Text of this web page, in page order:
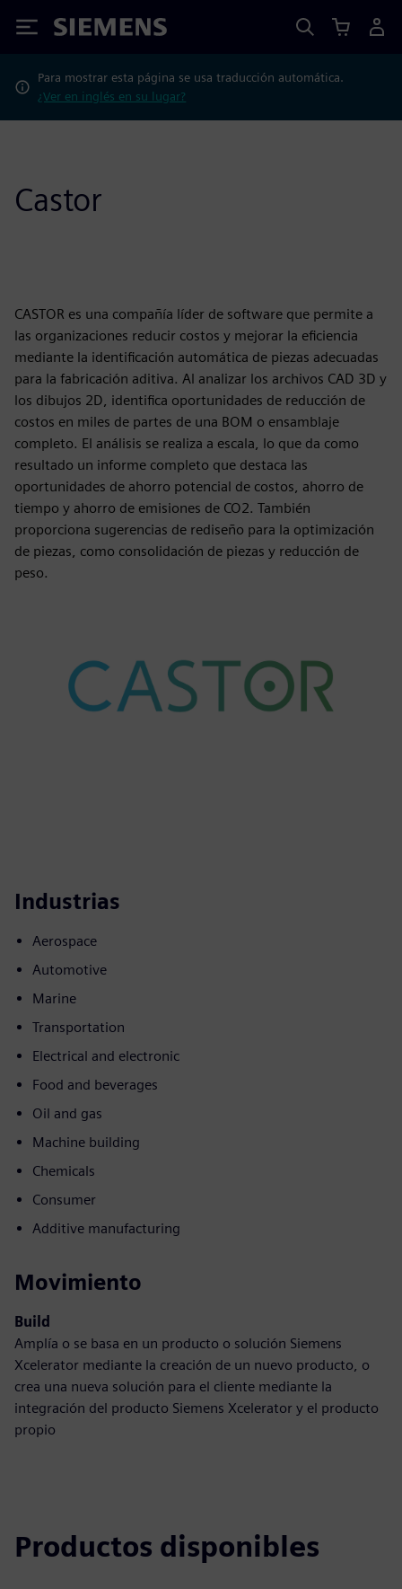
Siemens
Para mostrar esta página se usa traducción automática.
¿Ver en inglés en su lugar?
Castor
CASTOR es una compañía líder de software que permite a
las organizaciones reducir costos y mejorar la eficiencia
mediante la identificación automática de piezas adecuadas
para la fabricación aditiva. Al analizar los archivos CAD 3D y
los dibujos 2D, identifica oportunidades de reducción de
costos en miles de partes de una BOM o ensamblaje
completo. El análisis se realiza a escala, lo que da como
resultado un informe completo que destaca las
oportunidades de ahorro potencial de costos, ahorro de
tiempo y ahorro de emisiones de CO2. También
proporciona sugerencias de rediseño para la optimización
de piezas, como consolidación de piezas y reducción de
peso.
Industrias
Aerospace
Automotive
Marine
Transportation
Electrical and electronic
Food and beverages
Oil and gas
Machine building
Chemicals
Consumer
Additive manufacturing
Movimiento
Build
Amplía o se basa en un producto o solución Siemens
Xcelerator mediante la creación de un nuevo producto, o
crea una nueva solución para el cliente mediante la
integración del producto Siemens Xcelerator y el producto
propio
Productos disponibles